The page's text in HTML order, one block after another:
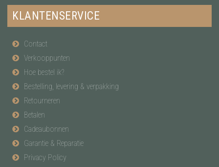
KLANTENSERVICE
Contact
Verkooppunten
Hoe bestel ik?
Bestelling, levering & verpakking
Retourneren
Betalen
Cadeaubonnen
Garantie & Reparatie
Privacy Policy